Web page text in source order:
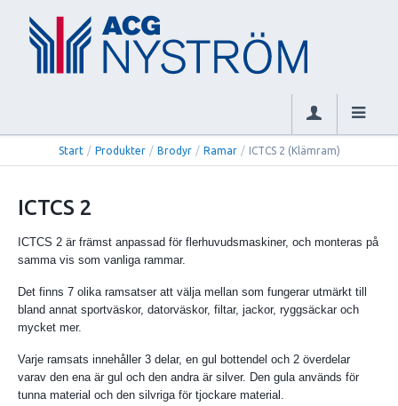
Start / Produkter / Brodyr / Ramar / ICTCS 2 (Klämram)
ICTCS 2
ICTCS 2 är främst anpassad för flerhuvudsmaskiner, och monteras på
samma vis som vanliga rammar.
Det finns 7 olika ramsatser att välja mellan som fungerar utmärkt till
bland annat sportväskor, datorväskor, filtar, jackor, ryggsäckar och
mycket mer.
Varje ramsats innehåller 3 delar, en gul bottendel och 2 överdelar
varav den ena är gul och den andra är silver. Den gula används för
tunna material och den silvriga för tjockare material.